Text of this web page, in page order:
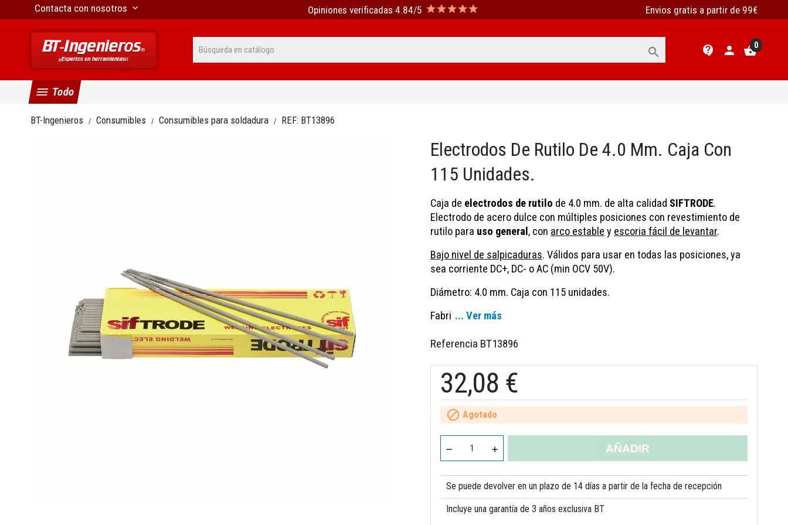
Contacta con nosotros keyboard_arrow_down Opiniones verificadas 4.84/5 Envios gratis a partir de 99€
 contact_support person shopping_basket0
menu Todo
BT-Ingenieros Consumibles Consumibles para soldadura REF: BT13896
Electrodos De Rutilo De 4.0 Mm. Caja Con
115 Unidades.
Caja de electrodos de rutilo de 4.0 mm. de alta calidad SIFTRODE.
Electrodo de acero dulce con múltiples posiciones con revestimiento de
rutilo para uso general , con arco estable y escoria fácil de levantar.
Bajo nivel de salpicaduras. Válidos para usar en todas las posiciones, ya
sea corriente DC+, DC- o AC (min OCV 50V).
Diámetro: 4.0 mm. Caja con 115 unidades.
Fabri ... Ver más
Referencia BT13896
32,08 €
 Agotado
AÑADIR
Se puede devolver en un plazo de 14 días a partir de la fecha de recepción
Incluye una garantía de 3 años exclusiva BT